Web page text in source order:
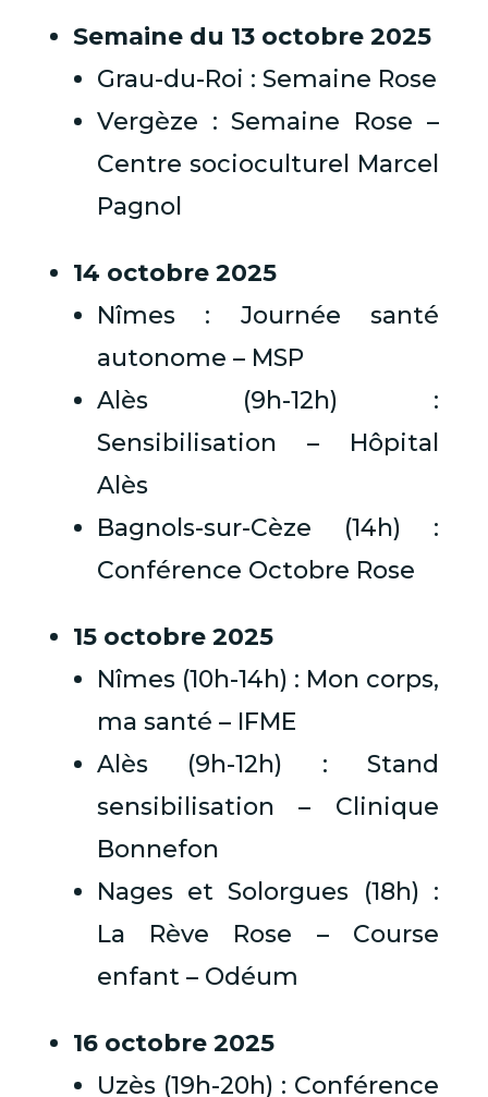
Semaine du 13 octobre 2025
Grau-du-Roi : Semaine Rose
Vergèze : Semaine Rose –
Centre socioculturel Marcel
Pagnol
14 octobre 2025
Nîmes : Journée santé
autonome – MSP
Alès (9h-12h) :
Sensibilisation – Hôpital
Alès
Bagnols-sur-Cèze (14h) :
Conférence Octobre Rose
15 octobre 2025
Nîmes (10h-14h) : Mon corps,
ma santé – IFME
Alès (9h-12h) : Stand
sensibilisation – Clinique
Bonnefon
Nages et Solorgues (18h) :
La Rève Rose – Course
enfant – Odéum
16 octobre 2025
Uzès (19h-20h) : Conférence